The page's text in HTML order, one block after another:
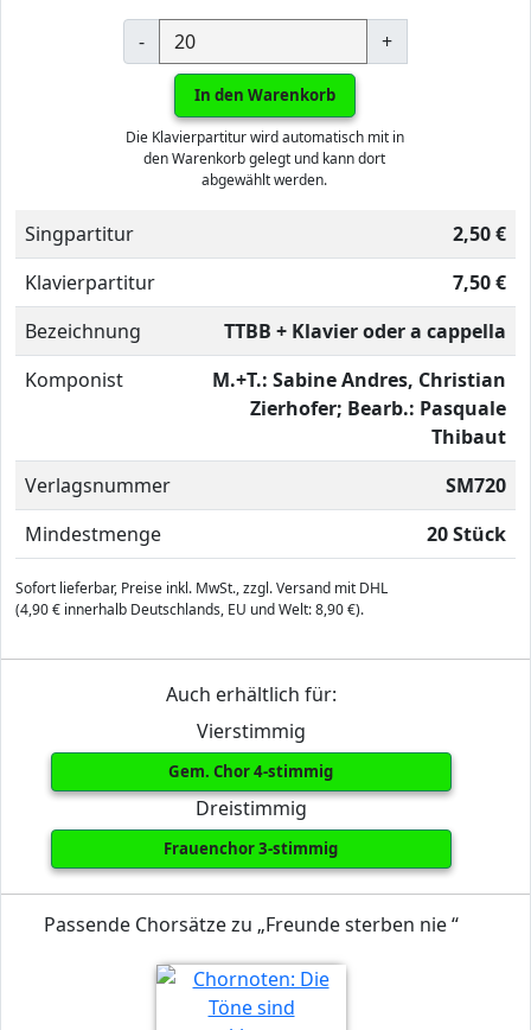
- +
In den Warenkorb
Die Klavierpartitur wird automatisch mit in
den Warenkorb gelegt und kann dort
abgewählt werden.
Singpartitur
2,50 €
Klavierpartitur
7,50 €
Bezeichnung
TTBB + Klavier oder a cappella
Komponist
M.+T.: Sabine Andres, Christian
Zierhofer; Bearb.: Pasquale
Thibaut
Verlagsnummer
SM720
Mindestmenge
20 Stück
Sofort lieferbar, Preise inkl. MwSt., zzgl. Versand mit DHL
(4,90 € innerhalb Deutschlands, EU und Welt: 8,90 €).
Auch erhältlich für:
Vierstimmig
Gem. Chor 4-stimmig
Dreistimmig
Frauenchor 3-stimmig
Passende Chorsätze zu „Freunde sterben nie “